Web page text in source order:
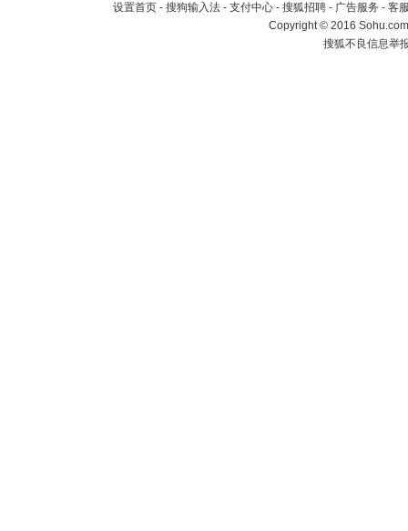
设置首页 - 搜狗输入法 - 支付中心 - 搜狐招聘 - 广告服务 - 客
Copyright©2016
搜狐不良信息举